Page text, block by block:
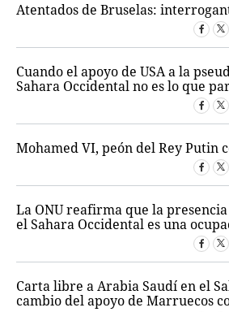
ENLACES
MEDIOS
EDICIONES
ESPAÑA
Atentados de Bruselas:
Cuando el apoyo de USA a la
Sahara Occidental no es lo que
Mohamed VI, peón del Rey Putin
La ONU reafirma que la
el Sahara Occidental es una
Carta libre a Arabia Saudí en el
cambio del apoyo de Marruecos